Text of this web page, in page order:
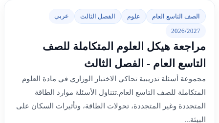
الصف التاسع العام علوم الفصل الثالث عربي
2026/2027
مراجعة هيكل العلوم المتكاملة للصف
التاسع العام - الفصل الثالث
مجموعة أسئلة تدريبية تحاكي الاختبار الوزاري في مادة العلوم
المتكاملة للصف التاسع العام.تتناول الأسئلة موارد الطاقة
المتجددة وغير المتجددة، تحولات الطاقة، وتأثيرات السكان على
البيئة...